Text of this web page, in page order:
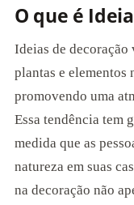
O que é
Ideias de
plantas e elementos
promovendo uma
Essa tendência tem
medida que as
natureza em suas
na decoração não